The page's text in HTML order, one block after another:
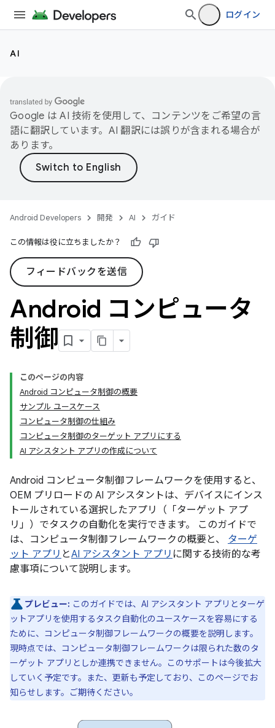
ログイン
AI
Google は AI 技術を使用して、コンテンツをご希望の言
語に翻訳しています。AI 翻訳には誤りが含まれる場合が
あります。
Android Developers 開発 AI ガイド
この情報は役に立ちましたか？
フィードバックを送信
Android コンピュータ
制御
このページの内容
Android コンピュータ制御の概要
サンプル ユースケース
コンピュータ制御の仕組み
コンピュータ制御のターゲット アプリにする
AI アシスタント アプリの作成について
Android コンピュータ制御フレームワークを使用すると、
OEM プリロードの AI アシスタントは、デバイスにインス
トールされている選択したアプリ（「ターゲット アプ
リ」）でタスクの自動化を実行できます。 このガイドで
は、コンピュータ制御フレームワークの概要と、 ターゲ
ット アプリ とAI アシスタント アプリ に関する技術的な考
慮事項について説明します。
プレビュー: このガイドでは、AI アシスタント アプリとターゲ
ットアプリを使用するタスク自動化のユースケースを容易にする
ために、コンピュータ制御フレームワークの概要を説明します。
現時点では、コンピュータ制御フレームワークは限られた数のタ
ーゲット アプリとしか連携できません。このサポートは今後拡大
していく予定です。また、更新も予定しており、このページでお
知らせします。ご期待ください。